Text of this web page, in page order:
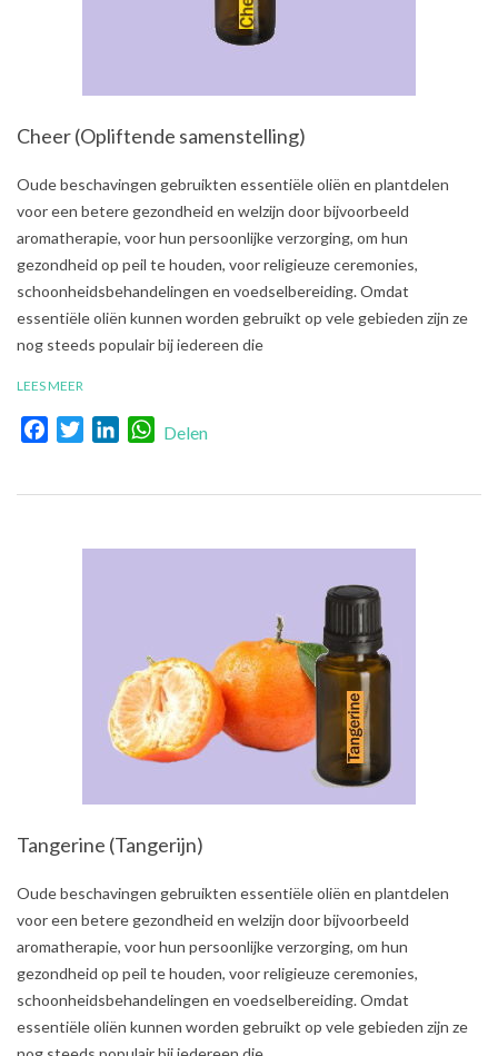
Cheer (Opliftende samenstelling)
2021-
Oude beschavingen gebruikten essentiële oliën en plantdelen
voor een betere gezondheid en welzijn door bijvoorbeeld
aromatherapie, voor hun persoonlijke verzorging, om hun
gezondheid op peil te houden, voor religieuze ceremonies,
schoonheidsbehandelingen en voedselbereiding. Omdat
essentiële oliën kunnen worden gebruikt op vele gebieden zijn ze
nog steeds populair bij iedereen die
LEES MEER
FacebookTwitterLinkedInWhatsApp
Delen
Tangerine (Tangerijn)
2021-
Oude beschavingen gebruikten essentiële oliën en plantdelen
voor een betere gezondheid en welzijn door bijvoorbeeld
aromatherapie, voor hun persoonlijke verzorging, om hun
gezondheid op peil te houden, voor religieuze ceremonies,
schoonheidsbehandelingen en voedselbereiding. Omdat
essentiële oliën kunnen worden gebruikt op vele gebieden zijn ze